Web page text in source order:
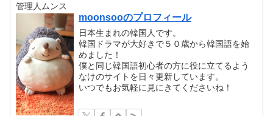
管理人ムンス
moonsooのプロフィール
日本生まれの韓国人です。
韓国ドラマが大好きで５０歳から韓国語を始
めました！
僕と同じ韓国語初心者の方に役に立てるよう
なけのサイトを日々更新しています。
いつでもお気軽に見にきてくださいね！